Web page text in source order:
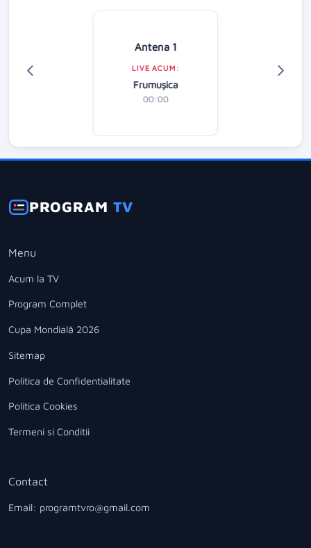
Antena 1
LIVE ACUM:
Frumușica
00:00
PROGRAMTV
Menu
Acum la TV
Program Complet
Cupa Mondială 2026
Sitemap
Politica de Confidentialitate
Politica Cookies
Termeni si Conditii
Contact
Email: programtvro@gmail.com